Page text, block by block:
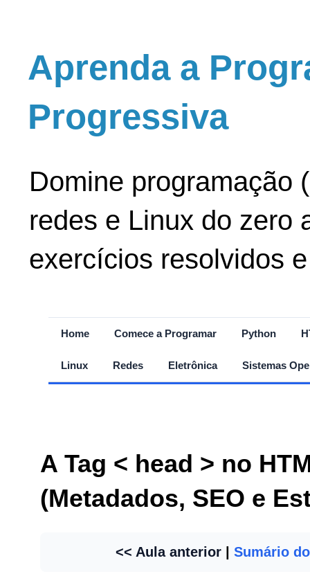
Aprenda a
Progressiva
Domine programação
redes e Linux do zero
exercícios resolvidos
Home Comece a Programar Python
Linux Redes Eletrônica Sistemas
A Tag < head > no
(Metadados, SEO e
<< Aula anterior| Sumário